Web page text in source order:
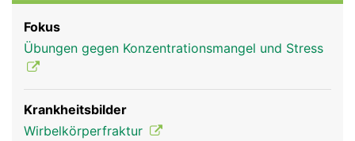
Rubriken
Fokus
Übungen gegen Konzentrationsmangel und Stress
Krankheitsbilder
Wirbelkörperfraktur